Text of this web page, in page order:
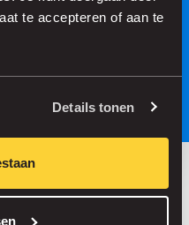
te accepteren of aan te
Details tonen
onze app.
parkeergarages